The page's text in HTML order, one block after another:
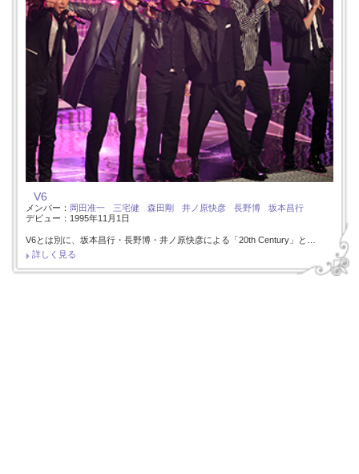
V6
メンバー： 岡田准一 三宅健 森田剛 井ノ原快彦 長野博
坂本昌行
デビュー：1995年11月1日
V6とは別に、坂本昌行・長野博・井ノ原快彦による「20th Century」と…
詳しく見る